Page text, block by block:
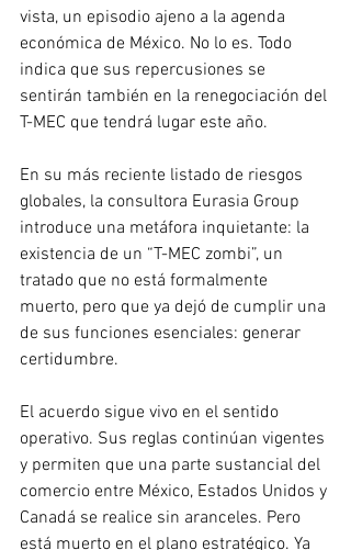
vista, un episodio ajeno a la agenda
económica de México. No lo es. Todo
indica que sus repercusiones se
sentirán también en la renegociación del
T-MEC que tendrá lugar este año.
En su más reciente listado de riesgos
globales, la consultora Eurasia Group
introduce una metáfora inquietante: la
existencia de un “T-MEC zombi”, un
tratado que no está formalmente
muerto, pero que ya dejó de cumplir una
de sus funciones esenciales: generar
certidumbre.
El acuerdo sigue vivo en el sentido
operativo. Sus reglas continúan vigentes
y permiten que una parte sustancial del
comercio entre México, Estados Unidos y
Canadá se realice sin aranceles. Pero
está muerto en el plano estratégico. Ya